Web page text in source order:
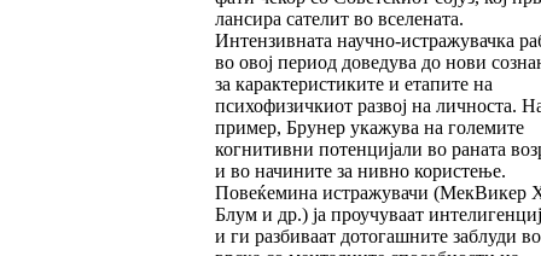
лансира сателит во вселената.
Интензивната научно-истражувачка
во овој период доведува до нови
за карактеристиките и етапите на
психофизичкиот развој на личноста.
пример, Брунер укажува на големите
когнитивни потенцијали во раната
и во начините за нивно користење.
Повеќемина истражувачи (МекВикер
Блум и др.) ја проучуваат
и ги разбиваат дотогашните заблуди во